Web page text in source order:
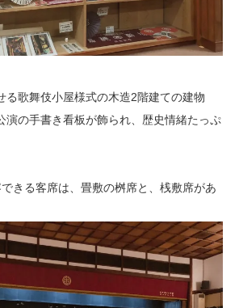
る歌舞伎小屋様式の木造2階建ての建物
演の手書き看板が飾られ、歴史情緒たっぷ
きる客席は、畳敷の桝席と、桟敷席があ